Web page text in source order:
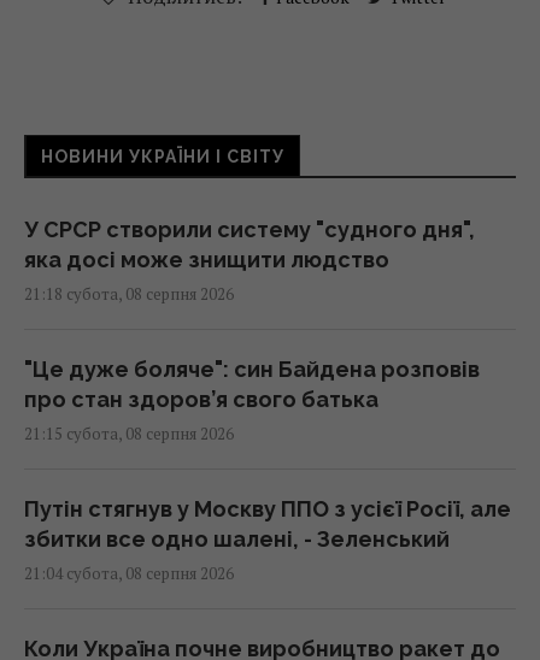
НОВИНИ УКРАЇНИ І СВІТУ
У СРСР створили систему "судного дня",
яка досі може знищити людство
21:18 субота, 08 серпня 2026
"Це дуже боляче": син Байдена розповів
про стан здоров’я свого батька
21:15 субота, 08 серпня 2026
Путін стягнув у Москву ППО з усієї Росії, але
збитки все одно шалені, - Зеленський
21:04 субота, 08 серпня 2026
Коли Україна почне виробництво ракет до